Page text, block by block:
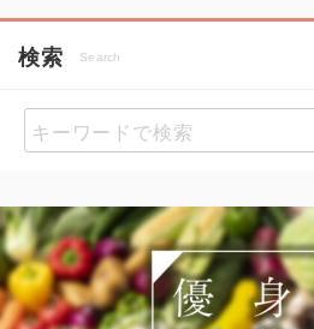
検索 Search